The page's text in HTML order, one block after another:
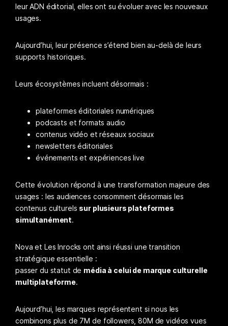
leur ADN éditorial, elles ont su évoluer avec les nouveaux
usages.
Aujourd’hui, leur présence s’étend bien au-delà de leurs
supports historiques.
Leurs écosystèmes incluent désormais :
plateformes éditoriales numériques
podcasts et formats audio
contenus vidéo et réseaux sociaux
newsletters éditoriales
événements et expériences live
Cette évolution répond à une transformation majeure des
usages : les audiences consomment désormais les
contenus culturels sur plusieurs plateformes
simultanément.
Nova et Les Inrocks ont ainsi réussi une transition
stratégique essentielle :
passer du statut de média à celui de marque culturelle
multiplateforme.
Aujourd’hui, les marques représentent si nous les
combinons plus de 7M de followers, 80M de vidéos vues